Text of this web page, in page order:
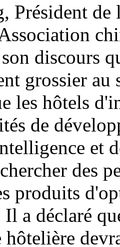
Président de
discours
grossier au
les hôtels
de
et
des
produits
a déclaré